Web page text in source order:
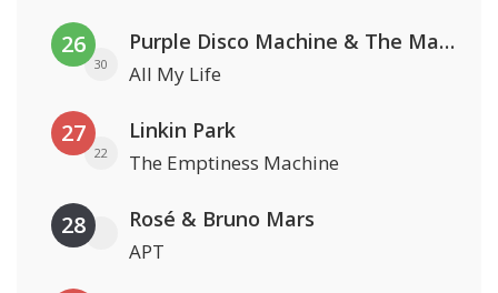
26
30
Purple Disco Machine & The Magician
All My Life
27
22
Linkin Park
The Emptiness Machine
28 Rosé & Bruno Mars
APT